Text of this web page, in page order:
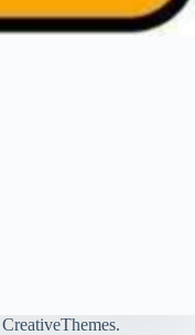
CreativeThemes.